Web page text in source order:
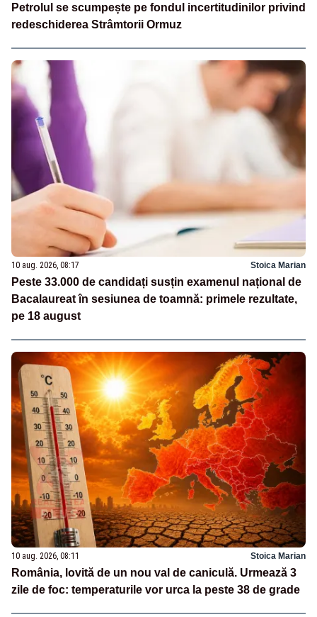
Petrolul se scumpește pe fondul incertitudinilor privind
redeschiderea Strâmtorii Ormuz
10 aug. 2026, 08:17 Stoica Marian
Peste 33.000 de candidați susțin examenul național de
Bacalaureat în sesiunea de toamnă: primele rezultate,
pe 18 august
10 aug. 2026, 08:11 Stoica Marian
România, lovită de un nou val de caniculă. Urmează 3
zile de foc: temperaturile vor urca la peste 38 de grade